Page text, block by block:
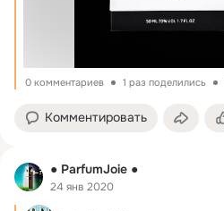
0 комментариев 1 раз поделились
Комментировать
● ParfumJoie ●
24 янв 2020